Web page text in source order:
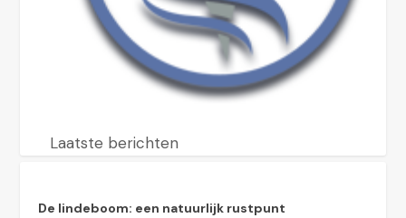
Laatste berichten
De lindeboom: een natuurlijk rustpunt